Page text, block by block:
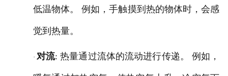
低温物体。 例如，手触摸到热的物体时，会感
觉到热量。
· 对流: 热量通过流体的流动进行传递。 例如，